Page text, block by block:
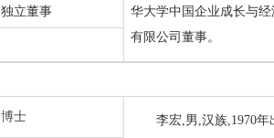
华大学中国企业成长与
有限公司董事。
独立董事
博士
李宏,男,汉族,1970